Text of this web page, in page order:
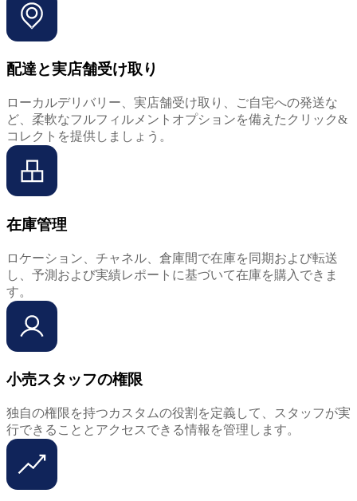
配達と実店舗受け取り
ローカルデリバリー、実店舗受け取り、ご自宅への発送な
ど、柔軟なフルフィルメントオプションを備えたクリック&
コレクトを提供しましょう。
在庫管理
ロケーション、チャネル、倉庫間で在庫を同期および転送
し、予測および実績レポートに基づいて在庫を購入できま
す。
小売スタッフの権限
独自の権限を持つカスタムの役割を定義して、スタッフが実
行できることとアクセスできる情報を管理します。